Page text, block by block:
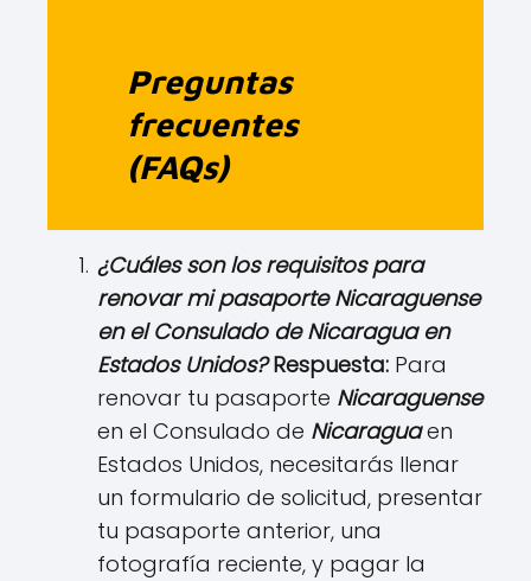
Preguntas
frecuentes
(FAQs)
¿Cuáles son los requisitos para
renovar mi pasaporteNicaraguense
en el Consulado deNicaragua en
Estados Unidos? Respuesta: Para
renovar tu pasaporte Nicaraguense
en el Consulado de Nicaraguaen
Estados Unidos, necesitarás llenar
un formulario de solicitud, presentar
tu pasaporte anterior, una
fotografía reciente, y pagar la